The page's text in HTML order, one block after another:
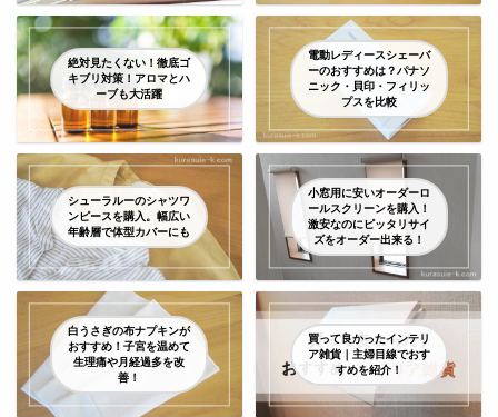
絶対見たくない！徹底ゴ
キブリ対策！アロマとハ
ーブも大活躍
電動レディースシェーバ
ーのおすすめは？パナソ
ニック・貝印・フィリッ
プスを比較
シューラルーのシャツワ
ンピースを購入。幅広い
年齢層で体型カバーにも
小窓用に安いオーダーロ
ールスクリーンを購入！
激安なのにピッタリサイ
ズをオーダー出来る！
白うさぎの布ナプキンが
おすすめ！子宮を温めて
生理痛や月経過多を改
善！
買って良かったインテリ
ア雑貨｜主婦目線でおす
すめを紹介！